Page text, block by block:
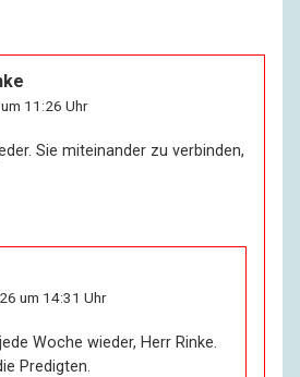
11:26 Uhr
Sie miteinander zu verbinden,
um 14:31 Uhr
Woche wieder, Herr Rinke.
Predigten.